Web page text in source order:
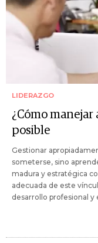
LIDERAZGO
¿Cómo manejar
posible
Gestionar
someterse, sino
madura y estratégica
adecuada de este
desarrollo profesional y